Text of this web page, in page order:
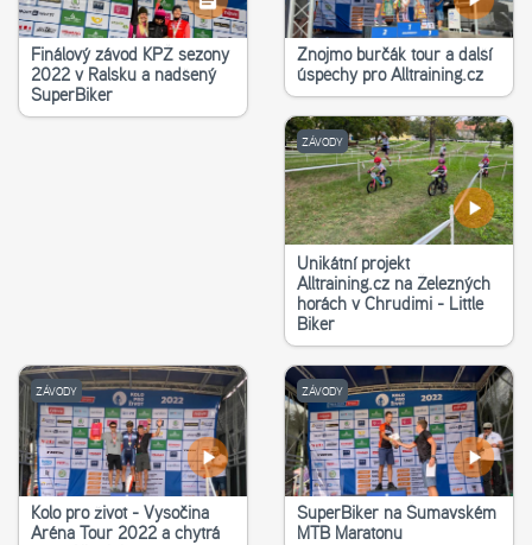
Finálový závod KPŽ sezony
2022 v Ralsku a nadšený
SuperBiker
Znojmo burčák tour a další
úspěchy pro Alltraining.cz
ZÁVODY
Unikátní projekt
Alltraining.cz na Železných
horách v Chrudimi - Little
Biker
ZÁVODY
Kolo pro život - Vysočina
Aréna Tour 2022 a chytrá
ZÁVODY
SuperBiker na Šumavském
MTB Maratonu